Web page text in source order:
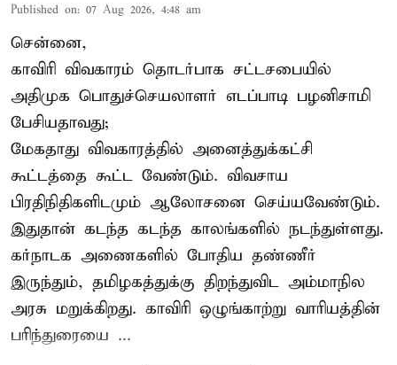
Published on: 07 Aug 2026, 4:48 am
சென்னை,
காவிரி விவகாரம் தொடர்பாக சட்டசபையில்
அதிமுக பொதுச்செயலாளர் எடப்பாடி பழனிசாமி
பேசியதாவது;
மேகதாது விவகாரத்தில் அனைத்துக்கட்சி
கூட்டத்தை கூட்ட வேண்டும். விவசாய
பிரதிநிதிகளிடமும் ஆலோசனை செய்யவேண்டும்.
இதுதான் கடந்த கடந்த காலங்களில் நடந்துள்ளது.
கர்நாடக அணைகளில் போதிய தண்ணீர்
இருந்தும், தமிழகத்துக்கு திறந்துவிட அம்மாநில
அரசு மறுக்கிறது. காவிரி ஒழுங்காற்று வாரியத்தின்
பரிந்துரையை ...